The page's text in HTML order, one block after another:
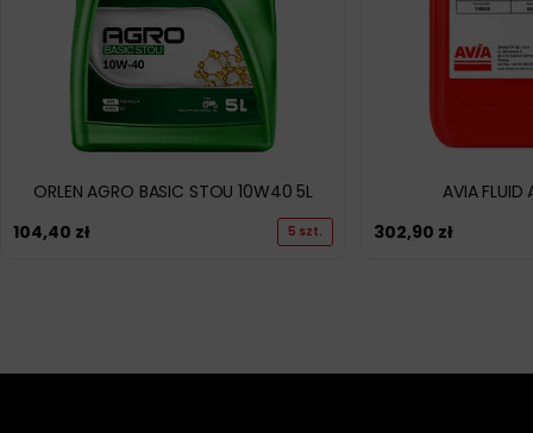
ORLEN AGRO BASIC STOU 10W40 5L
104,40 zł 5 szt.
AVIA FLUID
302,90 zł